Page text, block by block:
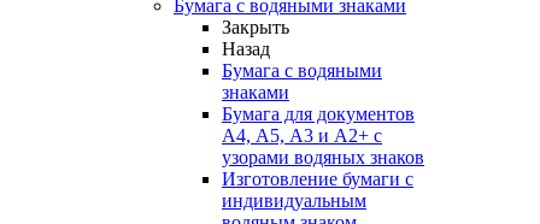
Бумага с водяными знаками
Закрыть
Назад
Бумага с водяными
знаками
Бумага для документов
А4, А5, А3 и А2+ с
узорами водяных знаков
Изготовление бумаги с
индивидуальным